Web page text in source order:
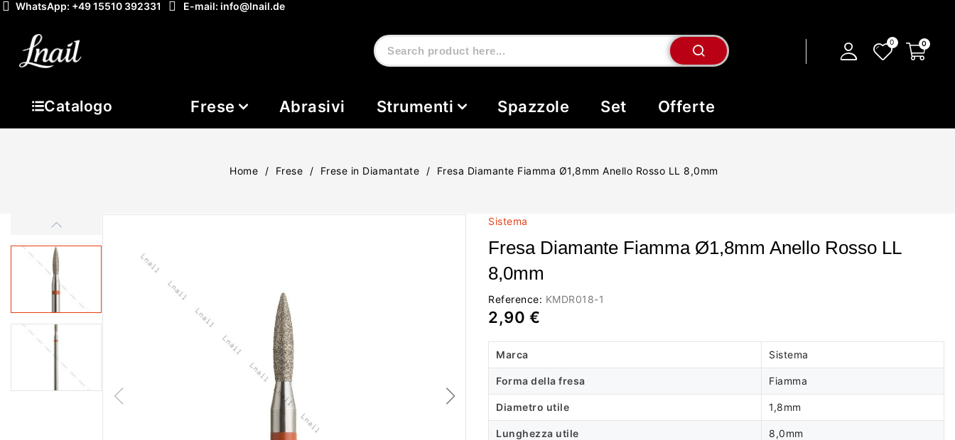
WhatsApp: +49 15510 392331 E-mail: info@lnail.de
Catalogo Frese Abrasivi Strumenti Spazzole Set Offerte
Home Frese Frese in Diamantate Fresa Diamante Fiamma Ø1,8mm Anello Rosso LL 8,0mm
Sistema
Fresa Diamante Fiamma Ø1,8mm Anello Rosso LL
8,0mm
Reference: KMDR018-1
2,90 €
Marca Sistema
Forma della fresa Fiamma
Diametro utile 1,8mm
Lunghezza utile 8,0mm